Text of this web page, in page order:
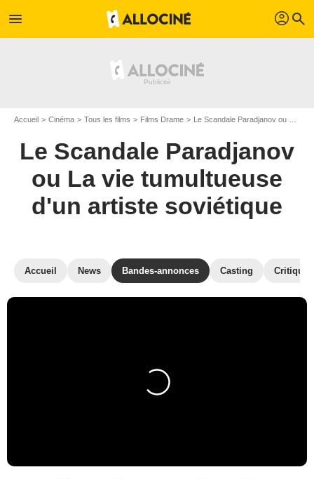
menu profil search
Accueil Cinéma Tous les films Films Drame Le Scandale Paradjanov ou La vie tumultueuse d'un artiste soviétique
Le Scandale Paradjanov
ou La vie tumultueuse
d'un artiste soviétique
Accueil News Bandes-annonces Casting